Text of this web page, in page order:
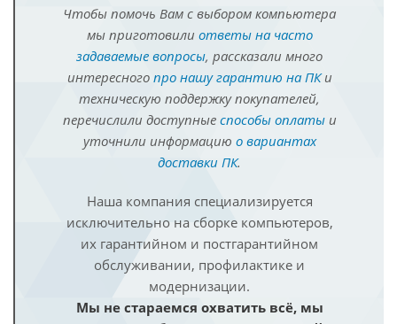
Чтобы помочь Вам с выбором компьютера
мы приготовили ответы на часто
задаваемые вопросы, рассказали много
интересного про нашу гарантию на ПКи
техническую поддержку покупателей,
перечислили доступные способы оплатыи
уточнили информацию о вариантах
доставки ПК.
Наша компания специализируется
исключительно на сборке компьютеров,
их гарантийном и постгарантийном
обслуживании, профилактике и
модернизации.
Мы не стараемся охватить всё, мы